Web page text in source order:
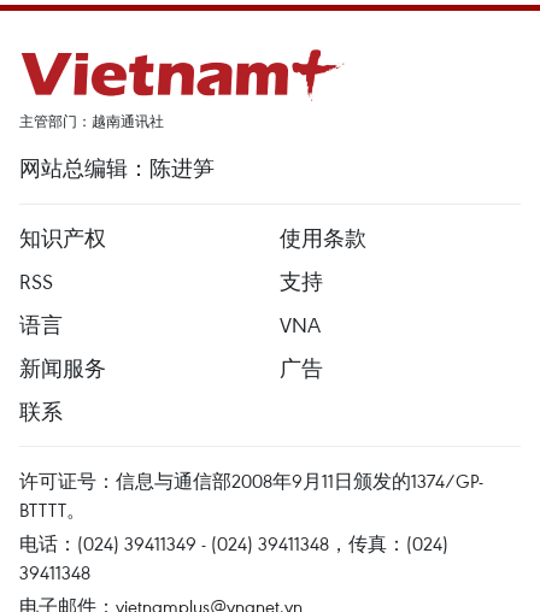
主管部门：越南通讯社
网站总编辑：陈进笋
知识产权
使用条款
RSS
支持
语言
VNA
新闻服务
广告
联系
许可证号：信息与通信部2008年9月11日颁发的1374/GP-
BTTTT。
电话：(024) 39411349 - (024) 39411348，传真：(024)
39411348
电子邮件： vietnamplus@vnanet.vn